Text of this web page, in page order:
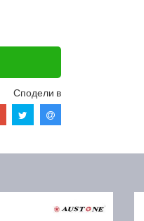
Сподели в